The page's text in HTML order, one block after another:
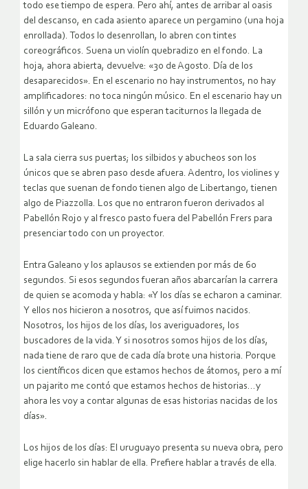
todo ese tiempo de espera. Pero ahí, antes de arribar al oasis
del descanso, en cada asiento aparece un pergamino (una hoja
enrollada). Todos lo desenrollan, lo abren con tintes
coreográficos. Suena un violín quebradizo en el fondo. La
hoja, ahora abierta, devuelve: «30 de Agosto. Día de los
desaparecidos». En el escenario no hay instrumentos, no hay
amplificadores: no toca ningún músico. En el escenario hay un
sillón y un micrófono que esperan taciturnos la llegada de
Eduardo Galeano.
La sala cierra sus puertas; los silbidos y abucheos son los
únicos que se abren paso desde afuera. Adentro, los violines y
teclas que suenan de fondo tienen algo de Libertango, tienen
algo de Piazzolla. Los que no entraron fueron derivados al
Pabellón Rojo y al fresco pasto fuera del Pabellón Frers para
presenciar todo con un proyector.
Entra Galeano y los aplausos se extienden por más de 60
segundos. Si esos segundos fueran años abarcarían la carrera
de quien se acomoda y habla: «Y los días se echaron a caminar.
Y ellos nos hicieron a nosotros, que así fuimos nacidos.
Nosotros, los hijos de los días, los averiguadores, los
buscadores de la vida. Y si nosotros somos hijos de los días,
nada tiene de raro que de cada día brote una historia. Porque
los científicos dicen que estamos hechos de átomos, pero a mí
un pajarito me contó que estamos hechos de historias…y
ahora les voy a contar algunas de esas historias nacidas de los
días».
Los hijos de los días: El uruguayo presenta su nueva obra, pero
elige hacerlo sin hablar de ella. Prefiere hablar a través de ella.